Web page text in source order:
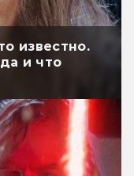
известно.
и что